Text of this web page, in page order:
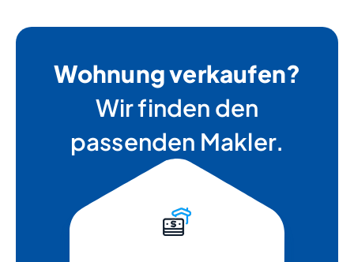
Wohnung verkaufen?
Wir finden den
passenden Makler.